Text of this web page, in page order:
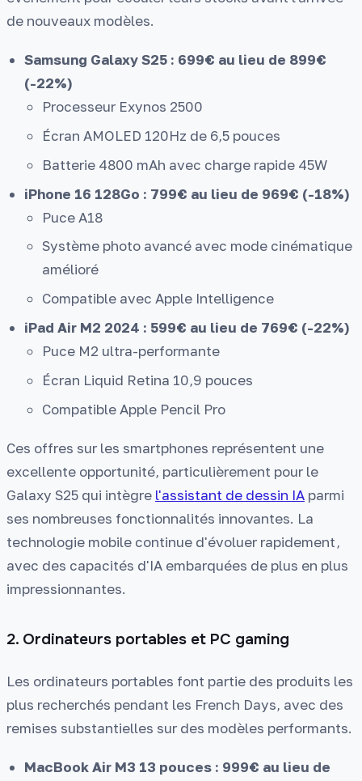
de nouveaux modèles.
Samsung Galaxy S25 : 699€ au lieu de 899€
(-22%)
Processeur Exynos 2500
Écran AMOLED 120Hz de 6,5 pouces
Batterie 4800 mAh avec charge rapide 45W
iPhone 16 128Go : 799€ au lieu de 969€ (-18%)
Puce A18
Système photo avancé avec mode cinématique
amélioré
Compatible avec Apple Intelligence
iPad Air M2 2024 : 599€ au lieu de 769€ (-22%)
Puce M2 ultra-performante
Écran Liquid Retina 10,9 pouces
Compatible Apple Pencil Pro
Ces offres sur les smartphones représentent une
excellente opportunité, particulièrement pour le
Galaxy S25 qui intègre l'assistant de dessin IA parmi
ses nombreuses fonctionnalités innovantes. La
technologie mobile continue d'évoluer rapidement,
avec des capacités d'IA embarquées de plus en plus
impressionnantes.
2. Ordinateurs portables et PC gaming
Les ordinateurs portables font partie des produits les
plus recherchés pendant les French Days, avec des
remises substantielles sur des modèles performants.
MacBook Air M3 13 pouces : 999€ au lieu de